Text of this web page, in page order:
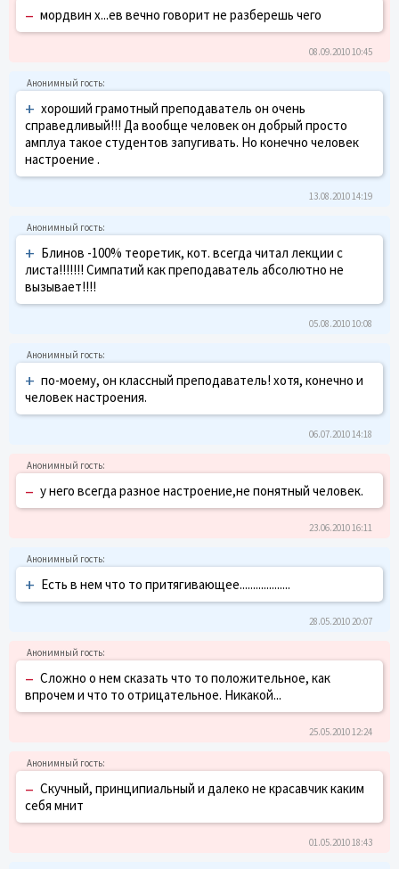
– мордвин х...ев вечно говорит не разберешь чего
08.09.2010 10:45
+ хороший грамотный преподаватель он очень
справедливый!!! Да вообще человек он добрый просто
амплуа такое студентов запугивать. Но конечно человек
настроение .
13.08.2010 14:19
+ Блинов -100% теоретик, кот. всегда читал лекции с
листа!!!!!!! Симпатий как преподаватель абсолютно не
вызывает!!!!
05.08.2010 10:08
+ по-моему, он классный преподаватель! хотя, конечно и
человек настроения.
06.07.2010 14:18
– у него всегда разное настроение,не понятный человек.
23.06.2010 16:11
+ Есть в нем что то притягивающее...................
28.05.2010 20:07
– Сложно о нем сказать что то положительное, как
впрочем и что то отрицательное. Никакой...
25.05.2010 12:24
– Скучный, принципиальный и далеко не красавчик каким
себя мнит
01.05.2010 18:43